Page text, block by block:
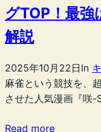
グTOP！最強
解説
2025年10月22日In
麻雀という競技を、
させた人気漫画『咲
Read more